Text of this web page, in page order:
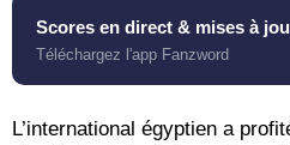
Scores en direct & mises à
Téléchargez l'app Fanzword
L’international égyptien a